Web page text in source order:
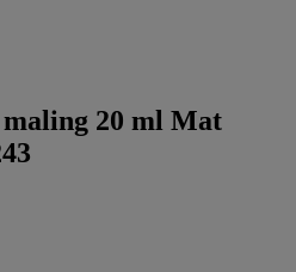
20 ml Mat